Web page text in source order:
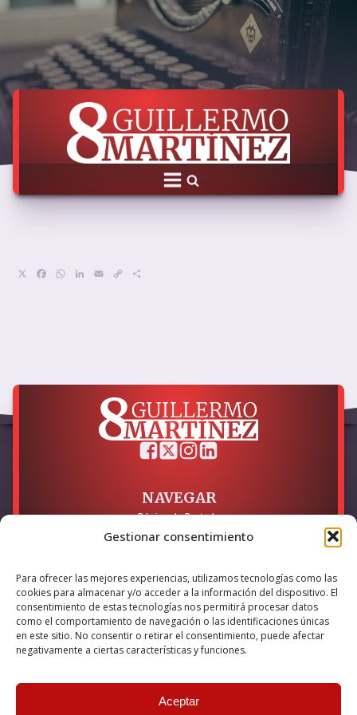
Gestionar consentimiento
Para ofrecer las mejores experiencias, utilizamos tecnologías como las
cookies para almacenar y/o acceder a la información del dispositivo. El
consentimiento de estas tecnologías nos permitirá procesar datos
como el comportamiento de navegación o las identificaciones únicas
en este sitio. No consentir o retirar el consentimiento, puede afectar
negativamente a ciertas características y funciones.
Aceptar
Facebook
WhatsApp
LinkedIn
EmailCopy
NAVEGAR
Página de Portada
Sobre mí / Contacto
LEGAL
Política de Privacidad
Política de Cookies
Accesibilidad
Esta empresa ha sido beneficiaria del bono Kit Digital y lo ha
internet, financiado por la Unión Europea – NextGeneration EU